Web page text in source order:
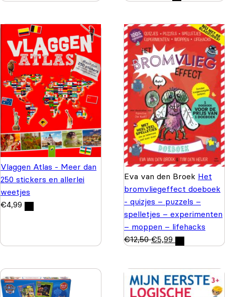
Vlaggen Atlas - Meer dan
250 stickers en allerlei
weetjes
€4,99
Eva van den Broek Het
bromvliegeffect doeboek
- quizjes – puzzels –
spelletjes – experimenten
– moppen – lifehacks
€12,50 €5,99